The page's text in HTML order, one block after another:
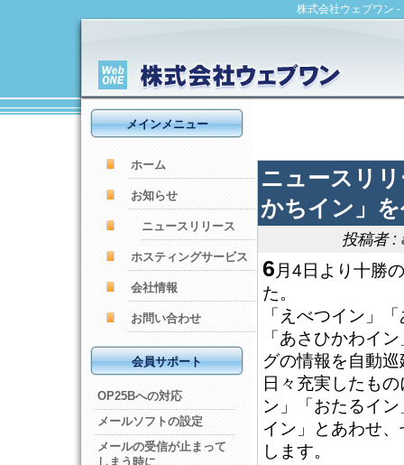
株式会社ウェブワン
ニュースリ
かちイン」
投稿者 :
6 月4日より十勝
た。
「えべつイン」
「あさひかわイ
グの情報を自動
日々充実したも
ン」「おたるイ
イン」とあわせ
します。
メインメニュー
ホーム
お知らせ
ニュースリリース
ホスティングサービス
会社情報
お問い合わせ
会員サポート
OP25Bへの対応
メールソフトの設定
メールの受信が止まって
しまう時に